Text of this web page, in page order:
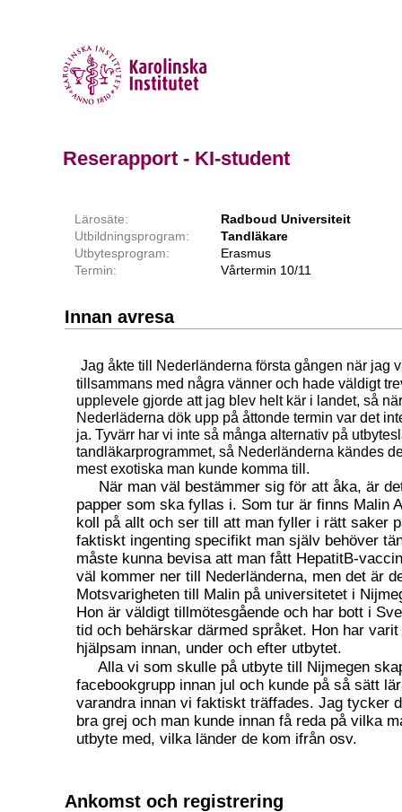
Reserapport - KI-student
Lärosäte:
Radboud Universiteit
Utbildningsprogram:
Tandläkare
Utbytesprogram:
Erasmus
Termin:
Vårtermin 10/11
Innan avresa
Jag åkte till Nederländerna första gången när jag
tillsammans med några vänner och hade väldigt
upplevele gjorde att jag blev helt kär i landet, så
Nederläderna dök upp på åttonde termin var det
ja. Tyvärr har vi inte så många alternativ på
tandläkarprogrammet, så Nederländerna kändes
mest exotiska man kunde komma till.
När man väl bestämmer sig för att åka, är
papper som ska fyllas i. Som tur är finns Malin
koll på allt och ser till att man fyller i rätt saker
faktiskt ingenting specifikt man själv behöver
måste kunna bevisa att man fått HepatitB-
väl kommer ner till Nederländerna, men det är
Motsvarigheten till Malin på universitetet i
Hon är väldigt tillmötesgående och har bott i
tid och behärskar därmed språket. Hon har
hjälpsam innan, under och efter utbytet.
Alla vi som skulle på utbyte till Nijmegen
facebookgrupp innan jul och kunde på så sätt
varandra innan vi faktiskt träffades. Jag tycker
bra grej och man kunde innan få reda på vilka
utbyte med, vilka länder de kom ifrån osv.
Ankomst och registrering